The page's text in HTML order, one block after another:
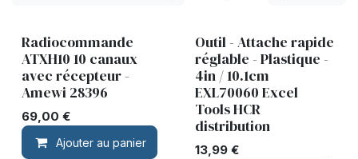
Radiocommande
ATXH10 10 canaux
avec récepteur -
Amewi 28396
69,00 €
Ajouter au panier
Outil - Attache rapide
réglable - Plastique -
4in / 10.1cm
EXL70060 Excel
Tools HCR
distribution
13,99€